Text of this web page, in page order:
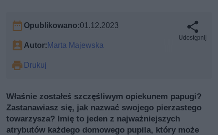
Opublikowano:01.12.2023
Autor:Marta Majewska
Drukuj
Udostępnij
Właśnie zostałeś szczęśliwym opiekunem papugi?
Zastanawiasz się, jak nazwać swojego pierzastego
towarzysza? Imię to jeden z najważniejszych
atrybutów każdego domowego pupila, który może